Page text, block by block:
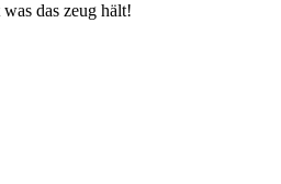
das zeug hält!